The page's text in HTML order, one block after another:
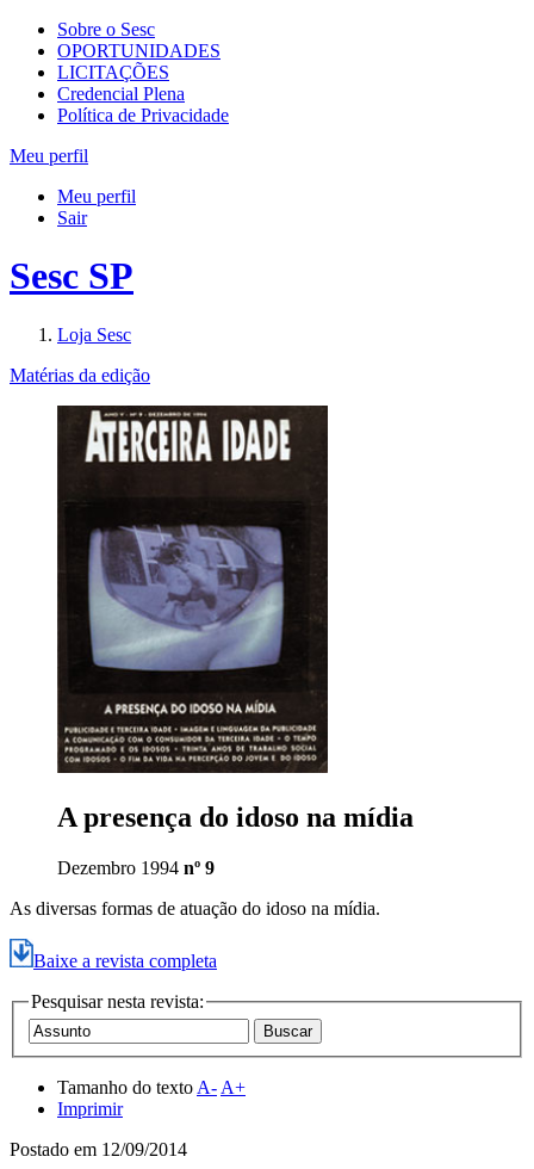
Sobre o Sesc
OPORTUNIDADES
LICITAÇÕES
Credencial Plena
Política de Privacidade
Meu perfil
Meu perfil
Sair
Sesc SP
Loja Sesc
Matérias da edição
A presença do idoso na mídia
Dezembro 1994 nº 9
As diversas formas de atuação do idoso na mídia.
Baixe a revista completa
Pesquisar nesta revista:
Tamanho do texto A- A+
Imprimir
Postado em 12/09/2014